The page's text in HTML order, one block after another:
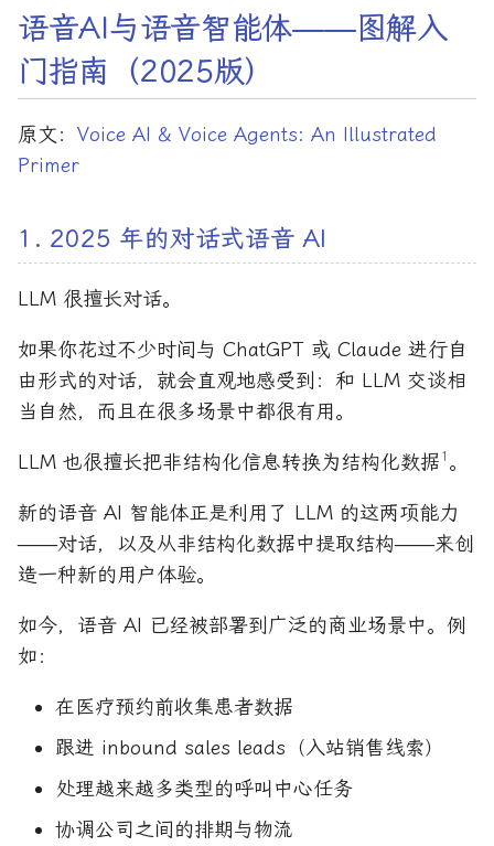
语音AI与语音智能体——图解入
门指南（2025版）
原文： Voice AI & Voice Agents: An Illustrated
Primer
1. 2025 年的对话式语音 AI
LLM 很擅长对话。
如果你花过不少时间与 ChatGPT 或 Claude 进行自
由形式的对话，就会直观地感受到：和 LLM 交谈相
当自然，而且在很多场景中都很有用。
LLM 也很擅长把非结构化信息转换为结构化数据 1 。
新的语音 AI 智能体正是利用了 LLM 的这两项能力
——对话，以及从非结构化数据中提取结构——来创
造一种新的用户体验。
如今，语音 AI 已经被部署到广泛的商业场景中。例
如：
在医疗预约前收集患者数据
跟进 inbound sales leads（入站销售线索）
处理越来越多类型的呼叫中心任务
协调公司之间的排期与物流